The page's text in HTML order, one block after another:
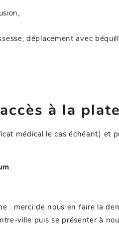
déplacement avec
à la
médical le cas échéant) et
: merci de nous en faire la
ville puis se présenter à